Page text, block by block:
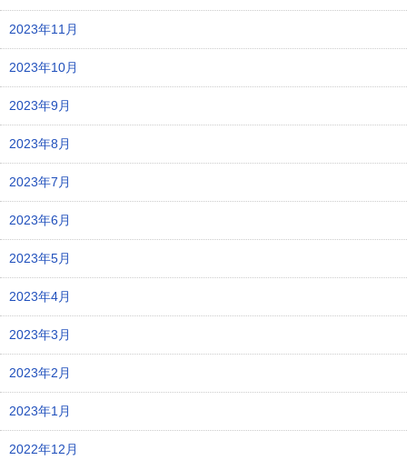
2023年11月
2023年10月
2023年9月
2023年8月
2023年7月
2023年6月
2023年5月
2023年4月
2023年3月
2023年2月
2023年1月
2022年12月